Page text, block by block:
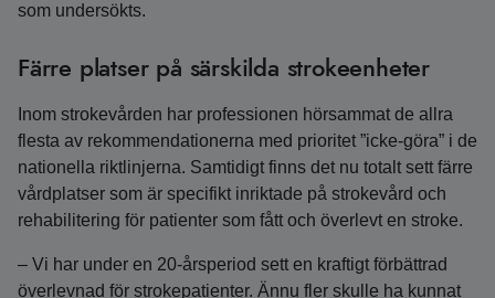
som undersökts.
Färre platser på särskilda strokeenheter
Inom strokevården har professionen hörsammat de allra
flesta av rekommendationerna med prioritet ”icke-göra” i de
nationella riktlinjerna. Samtidigt finns det nu totalt sett färre
vårdplatser som är specifikt inriktade på strokevård och
rehabilitering för patienter som fått och överlevt en stroke.
– Vi har under en 20-årsperiod sett en kraftigt förbättrad
överlevnad för strokepatienter. Ännu fler skulle ha kunnat